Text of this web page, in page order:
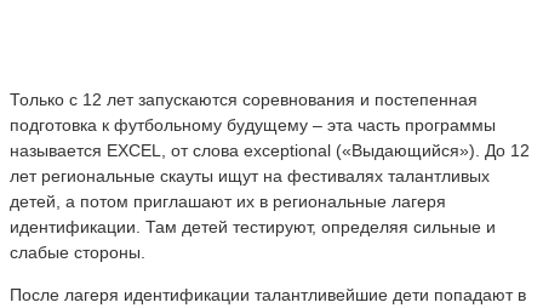
Только с 12 лет запускаются соревнования и постепенная
подготовка к футбольному будущему – эта часть программы
называется EXCEL, от слова exceptional («Выдающийся»). До 12
лет региональные скауты ищут на фестивалях талантливых
детей, а потом приглашают их в региональные лагеря
идентификации. Там детей тестируют, определяя сильные и
слабые стороны.
После лагеря идентификации талантливейшие дети попадают в